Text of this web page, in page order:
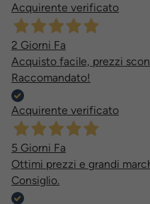
Acquirente verificato
2 Giorni Fa
Acquisto facile, prezzi
Raccomandato!
Acquirente verificato
5 Giorni Fa
Ottimi prezzi e grandi
Consiglio.